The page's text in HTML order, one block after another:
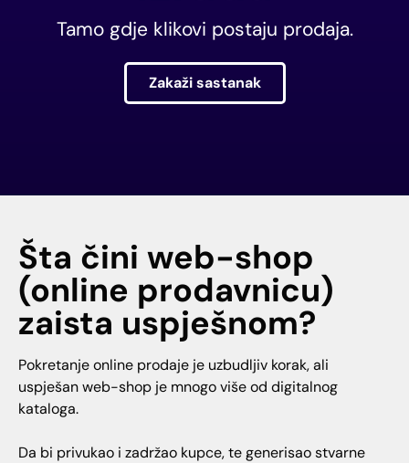
Tamo gdje klikovi postaju prodaja.
Zakaži sastanak
Šta čini web-shop
(online prodavnicu)
zaista uspješnom?
Pokretanje online prodaje je uzbudljiv korak, ali
uspješan web-shop je mnogo više od digitalnog
kataloga.
Da bi privukao i zadržao kupce, te generisao stvarne